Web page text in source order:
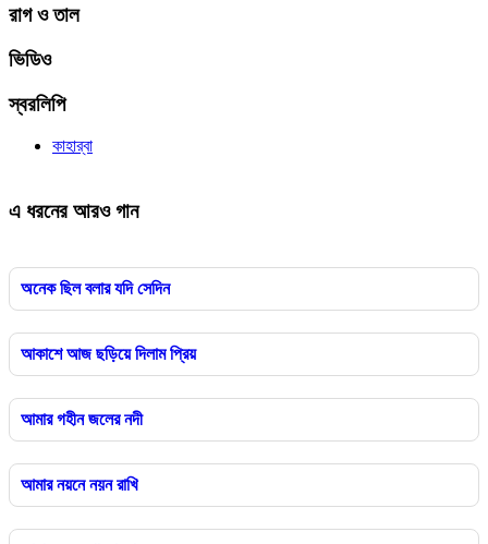
রাগ ও তাল
ভিডিও
স্বরলিপি
কাহার্‌বা
এ ধরনের আরও গান
অনেক ছিল বলার যদি সেদিন
আকাশে আজ ছড়িয়ে দিলাম প্রিয়
আমার গহীন জলের নদী
আমার নয়নে নয়ন রাখি